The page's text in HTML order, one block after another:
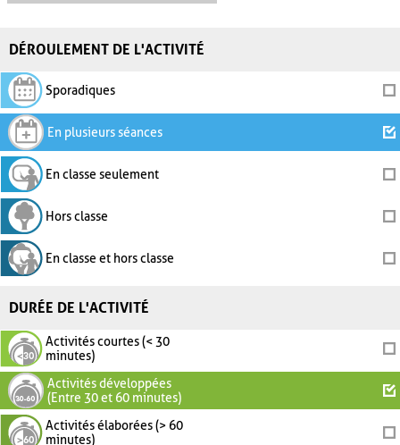
DÉROULEMENT DE L'ACTIVITÉ
Sporadiques
En plusieurs séances
En classe seulement
Hors classe
En classe et hors classe
DURÉE DE L'ACTIVITÉ
Activités courtes (< 30
minutes)
Activités développées
(Entre 30 et 60 minutes)
Activités élaborées (> 60
minutes)